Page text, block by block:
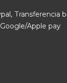
Transferencia
Apple pay